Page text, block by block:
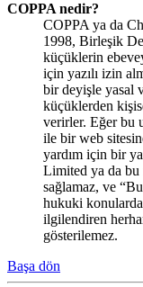
COPPA nedir?
COPPA ya da
1998, Birleşik
küçüklerin
için yazılı izin
bir deyişle yasal
küçüklerden
verirler. Eğer bu
ile bir web
yardım için bir
Limited ya da bu
sağlamaz, ve
hukuki
ilgilendiren
gösterilemez.
Başa dön